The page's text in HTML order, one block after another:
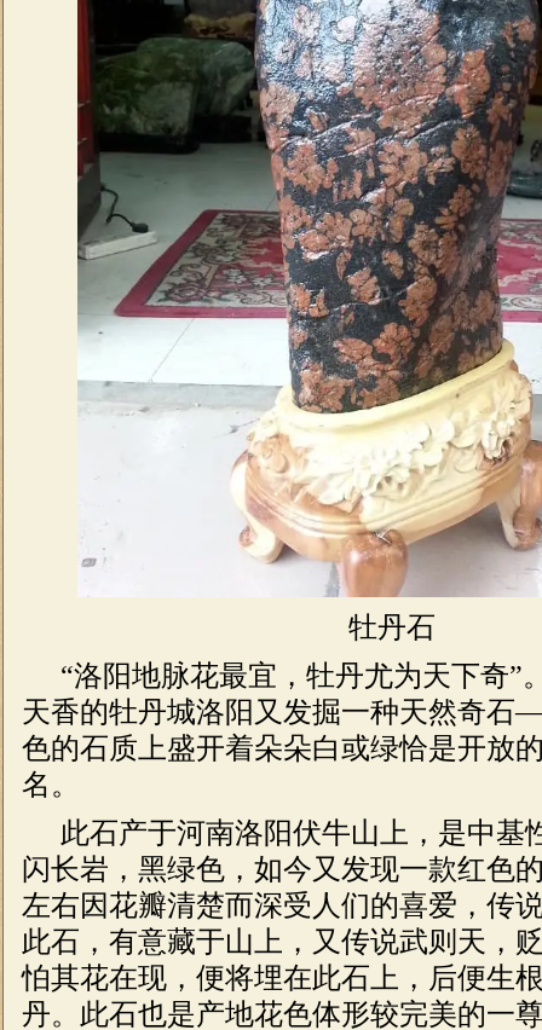
牡丹石
“洛阳地脉花最宜，牡丹尤为天下奇”
天香的牡丹城洛阳又发掘一种天然奇
色的石质上盛开着朵朵白或绿恰是开放
名。
此石产于河南洛阳伏牛山上，是中基
闪长岩，黑绿色，如今又发现一款红色
左右因花瓣清楚而深受人们的喜爱，传
此石，有意藏于山上，又传说武则天，
怕其花在现，便将埋在此石上，后便生
丹。此石也是产地花色体形较完美的一